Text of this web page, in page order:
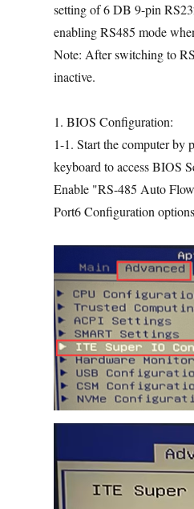
setting of 6 DB 9-pin
enabling RS485 mode
Note: After switching to
inactive.
1. BIOS Configuration:
1-1. Start the computer by
keyboard to access BIOS
Enable "RS-485 Auto
Port6 Configuration